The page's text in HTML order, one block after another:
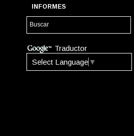
INFORMES
Traductor
Select Language ▼